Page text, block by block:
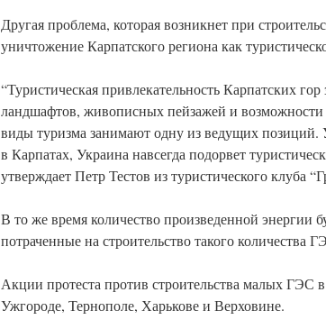
Другая проблема, которая возникнет при
уничтожение Карпатского региона как
“Туристическая привлекательность Карпатских
ландшафтов, живописных пейзажей и возможности
виды туризма занимают одну из ведущих позиций.
в Карпатах, Украина навсегда подорвет
утверждает Петр Тестов из туристического клуба
В то же время количество произведенной энергии
потраченные на строительство такого количества
Акции протеста против строительства малых ГЭС
Ужгороде, Тернополе, Харькове и Верховине.